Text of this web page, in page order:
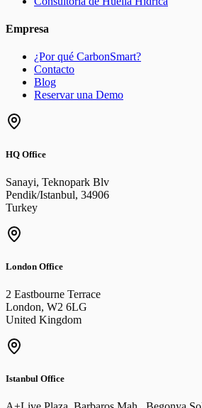
Empresa
¿Por qué CarbonSmart?
Contacto
Blog
Reservar una Demo
HQ Office
Sanayi, Teknopark Blv
Pendik/Istanbul, 34906
Turkey
London Office
2 Eastbourne Terrace
London, W2 6LG
United Kingdom
Istanbul Office